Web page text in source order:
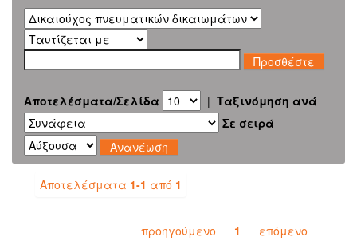
Αποτελέσματα/Σελίδα | Ταξινόμηση ανά
Σε σειρά
Αποτελέσματα 1-1 από 1
προηγούμενο 1 επόμενο